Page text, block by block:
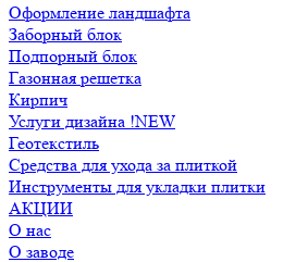
Оформление ландшафта
Заборный блок
Подпорный блок
Газонная решетка
Кирпич
Услуги дизайна !NEW
Геотекстиль
Средства для ухода за плиткой
Инструменты для укладки плитки
АКЦИИ
О нас
О заводе